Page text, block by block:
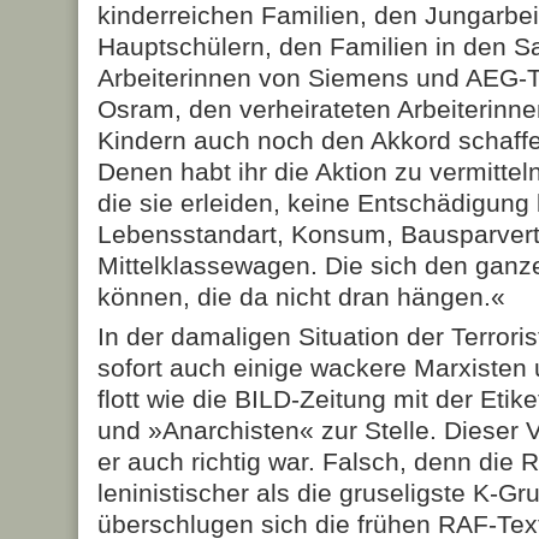
kinderreichen Familien, den
Hauptschülern, den Familien in den
Arbeiterinnen von Siemens und AEG-
Osram, den verheirateten
Kindern auch noch den Akkord
Denen habt ihr die Aktion zu
die sie erleiden, keine Entschädigung
Lebensstandart, Konsum,
Mittelklassewagen. Die sich den
können, die da nicht dran hängen.«
In der damaligen Situation der
sofort auch einige wackere Marxisten
flott wie die BILD-Zeitung mit der
und »Anarchisten« zur Stelle. Dieser
er auch richtig war. Falsch, denn die
leninistischer als die gruseligste K-
überschlugen sich die frühen RAF-